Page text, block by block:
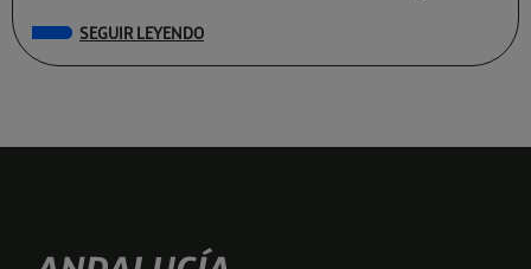
SEGUIR LEYENDO